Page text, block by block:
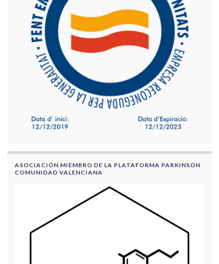
ASOCIACIÓN MIEMBRO DE LA PLATAFORMA PARKINSON
COMUNIDAD VALENCIANA